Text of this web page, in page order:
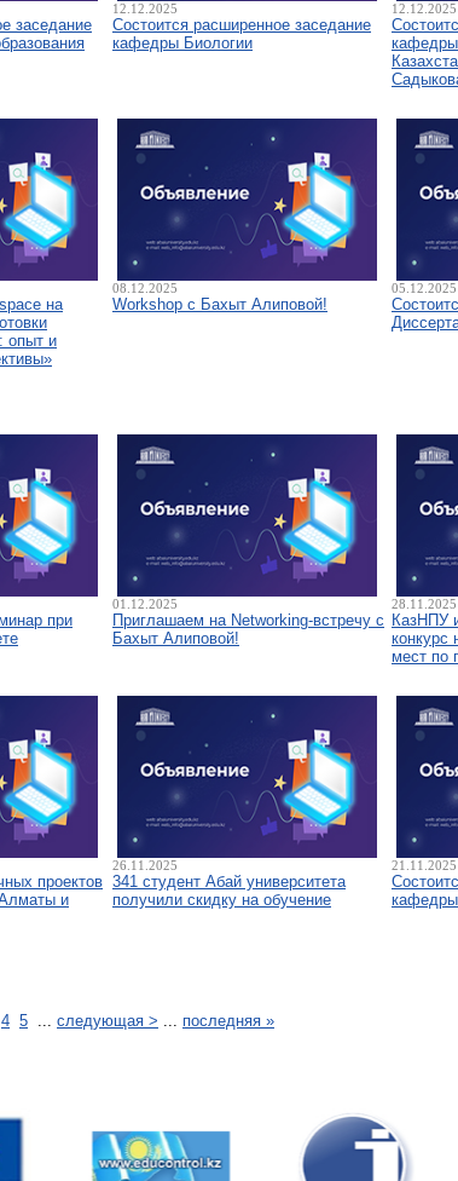
заседание
12.12.2025
Состоится расширенное заседание
кафедры Биологии
12.12.2025
на
опыт и
08.12.2025
Workshop с Бахыт Алиповой!
05.12.2025
при
01.12.2025
Приглашаем на Networking-встречу с
Бахыт Алиповой!
28.11.2025
КазНПУ
конкурс
мест по
проектов
и
26.11.2025
341 студент Абай университета
получили скидку на обучение
21.11.2025
4 5 ... следующая > ... последняя »